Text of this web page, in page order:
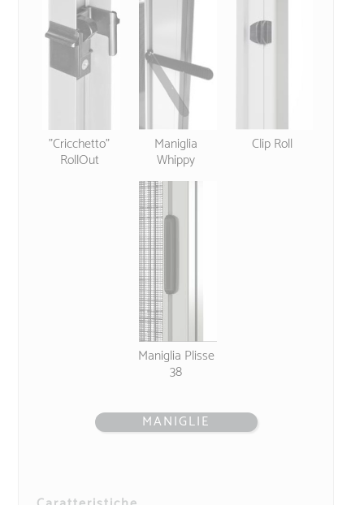
"Cricchetto"
RollOut
Maniglia
Whippy
Clip Roll
Maniglia Plisse
38
MANIGLIE